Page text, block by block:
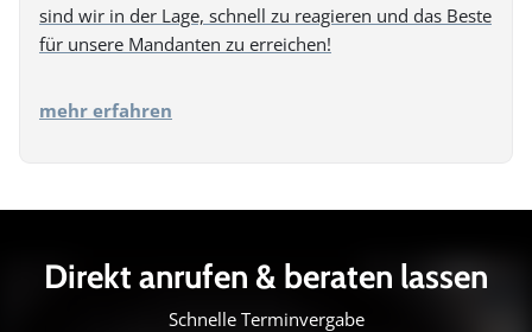
sind wir in der Lage, schnell zu reagieren und das Beste
für unsere Mandanten zu erreichen!
mehr erfahren
Direkt anrufen & beraten lassen
Schnelle Terminvergabe